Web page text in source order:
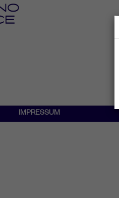
IMPRESSUM